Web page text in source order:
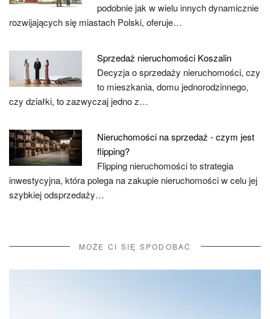
podobnie jak w wielu innych dynamicznie
rozwijających się miastach Polski, oferuje…
Sprzedaż nieruchomości Koszalin
Decyzja o sprzedaży nieruchomości, czy
to mieszkania, domu jednorodzinnego,
czy działki, to zazwyczaj jedno z…
Nieruchomości na sprzedaż - czym jest
flipping?
Flipping nieruchomości to strategia
inwestycyjna, która polega na zakupie nieruchomości w celu jej
szybkiej odsprzedaży…
MOŻE CI SIĘ SPODOBAĆ